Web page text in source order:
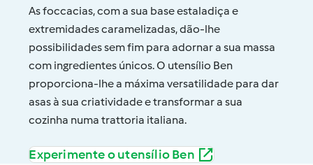
As foccacias, com a sua base estaladiça e
extremidades caramelizadas, dão-lhe
possibilidades sem fim para adornar a sua massa
com ingredientes únicos. O utensílio Ben
proporciona-lhe a máxima versatilidade para dar
asas à sua criatividade e transformar a sua
cozinha numa trattoria italiana.
Experimente o utensílio Ben